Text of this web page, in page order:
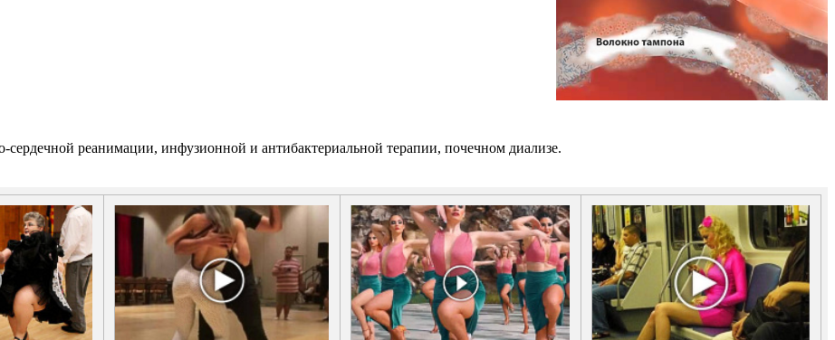
сердечной реанимации, инфузионной и антибактериальной терапии, почечном диализе.